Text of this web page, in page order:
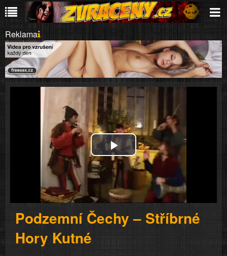
Reklama
Play
Video
Podzemní Čechy – Stříbrné
Hory Kutné